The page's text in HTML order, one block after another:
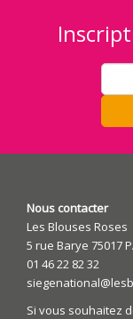
Nous contacter
Les Blouses Roses
5 rue Barye 75017
01 46 22 82 32
Si vous souhaitez